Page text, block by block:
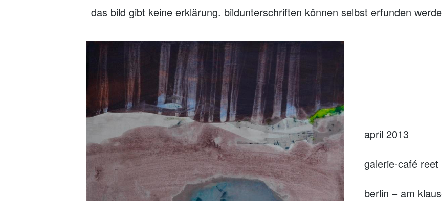
das bild gibt keine erklärung. bildunterschriften können selbst erfunden
april 2013
galerie-café reet
berlin – am